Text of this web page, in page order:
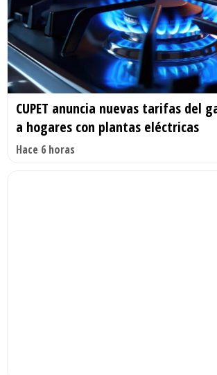
CUPET anuncia nuevas tarifas del
a hogares con plantas eléctricas
Hace 6 horas